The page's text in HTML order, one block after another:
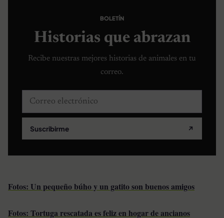
BOLETÍN
Historias que abrazan
Recibe nuestras mejores historias de animales en tu
correo.
Correo electrónico
Suscribirme ↗
Fotos: Un pequeño búho y un gatito son buenos amigos
Fotos: Tortuga rescatada es feliz en hogar de ancianos